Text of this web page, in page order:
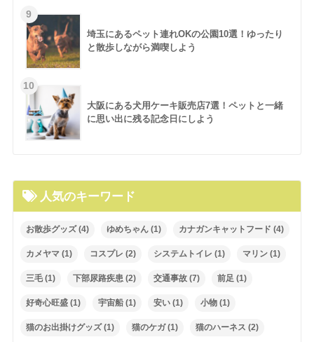
埼玉にあるペット連れOKの公園10選！ゆったり
と散歩しながら満喫しよう
大阪にある犬用ケーキ販売店7選！ペットと一緒
に思い出に残る記念日にしよう
人気のキーワード
お散歩グッズ(4) ゆめちゃん(1) カナガンキャットフード (4)
カメヤマ(1) コスプレ (2) システムトイレ (1) マリン(1)
三毛(1) 下部尿路疾患 (2) 交通事故(7) 前足 (1)
好奇心旺盛(1) 宇宙船(1) 安い(1) 小物(1)
猫のお出掛けグッズ(1) 猫のケガ(1) 猫のハーネス (2)